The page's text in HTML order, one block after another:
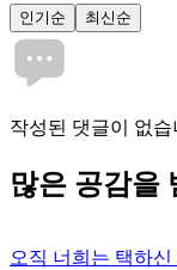
인기순
최신순
작성된 댓글이 없습
많은 공감을
오직 너희는 택하